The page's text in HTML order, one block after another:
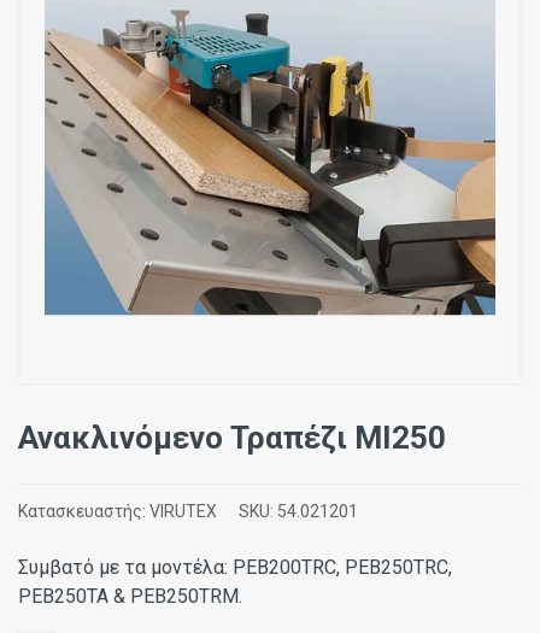
Ανακλινόμενο Τραπέζι MI250
Κατασκευαστής: VIRUTEX SKU: 54.021201
Συμβατό με τα μοντέλα: PEB200TRC, PEB250TRC,
PEB250TA & PEB250TRM.